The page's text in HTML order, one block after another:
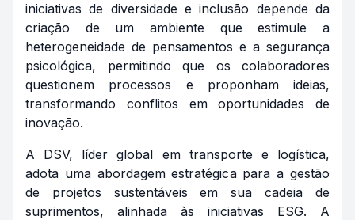
iniciativas de diversidade e inclusão depende da
criação de um ambiente que estimule a
heterogeneidade de pensamentos e a segurança
psicológica, permitindo que os colaboradores
questionem processos e proponham ideias,
transformando conflitos em oportunidades de
inovação.
A DSV, líder global em transporte e logística,
adota uma abordagem estratégica para a gestão
de projetos sustentáveis em sua cadeia de
suprimentos, alinhada às iniciativas ESG. A